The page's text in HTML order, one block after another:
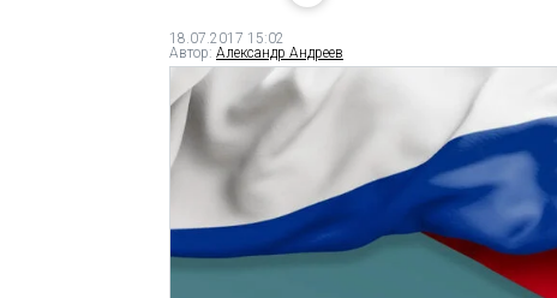
18.07.2017 15:02
Автор: Александр Андреев